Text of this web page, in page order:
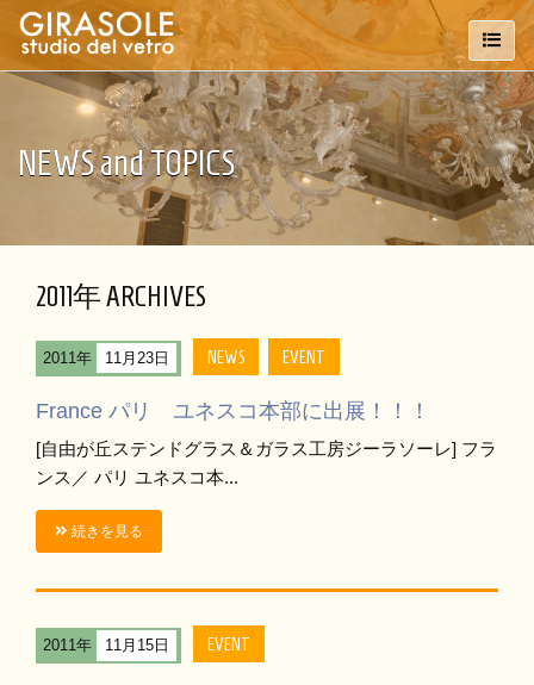
NEWS and TOPICS
2011年 ARCHIVES
2011年 11月23日 NEWS EVENT
France パリ ユネスコ本部に出展！！！
[自由が丘ステンドグラス＆ガラス工房ジーラソーレ] フラ
ンス／ パリ ユネスコ本...
続きを見る
2011年 11月15日 EVENT